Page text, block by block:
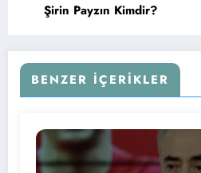
Şirin Payzın Kimdir?
BENZER İÇERIKLER